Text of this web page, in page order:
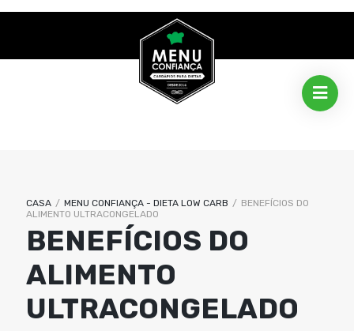
CASA / MENU CONFIANÇA - DIETA LOW CARB / BENEFÍCIOS DO
ALIMENTO ULTRACONGELADO
BENEFÍCIOS DO
ALIMENTO
ULTRACONGELADO